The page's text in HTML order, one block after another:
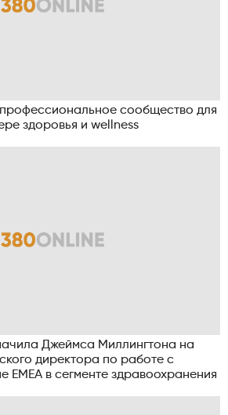
профессиональное сообщество для
здоровья и wellness
Джеймса Миллингтона на
директора по работе с
EMEA в сегменте здравоохранения